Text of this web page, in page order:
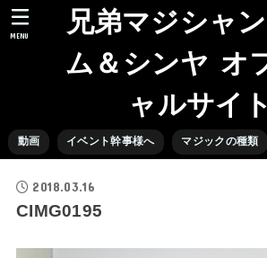
兄弟マジシャ
ム＆シンヤ オ
ャルサイト
動画 イベント幹事様へ マジックの種類
MENU
2018.03.16
CIMG0195